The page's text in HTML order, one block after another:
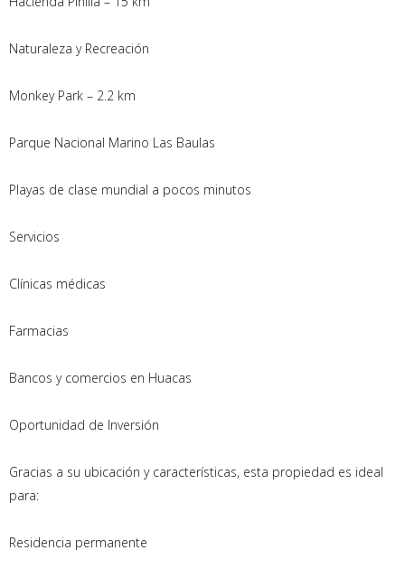
Naturaleza y Recreación
Monkey Park – 2.2 km
Parque Nacional Marino Las Baulas
Playas de clase mundial a pocos minutos
Servicios
Clínicas médicas
Farmacias
Bancos y comercios en Huacas
Oportunidad de Inversión
Gracias a su ubicación y características, esta propiedad es ideal
para:
Residencia permanente